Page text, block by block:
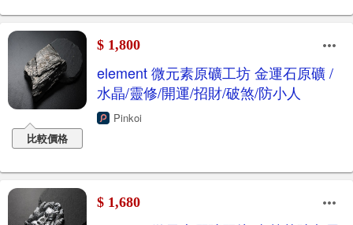
比較價格
$ 1,800
element 微元素原礦工坊 金運石原礦 /
水晶/靈修/開運/招財/破煞/防小人
Pinkoi
$ 1,680